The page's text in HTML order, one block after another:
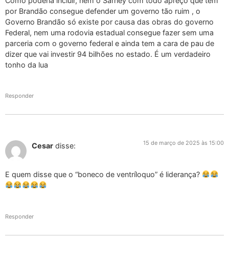
por Brandão consegue defender um governo tão ruim , o
Governo Brandão só existe por causa das obras do governo
Federal, nem uma rodovia estadual consegue fazer sem uma
parceria com o governo federal e ainda tem a cara de pau de
dizer que vai investir 94 bilhões no estado. É um verdadeiro
tonho da lua
Responder
Cesar disse: 15 de março de 2025 às 15:00
E quem disse que o “boneco de ventríloquo” é liderança?
Responder